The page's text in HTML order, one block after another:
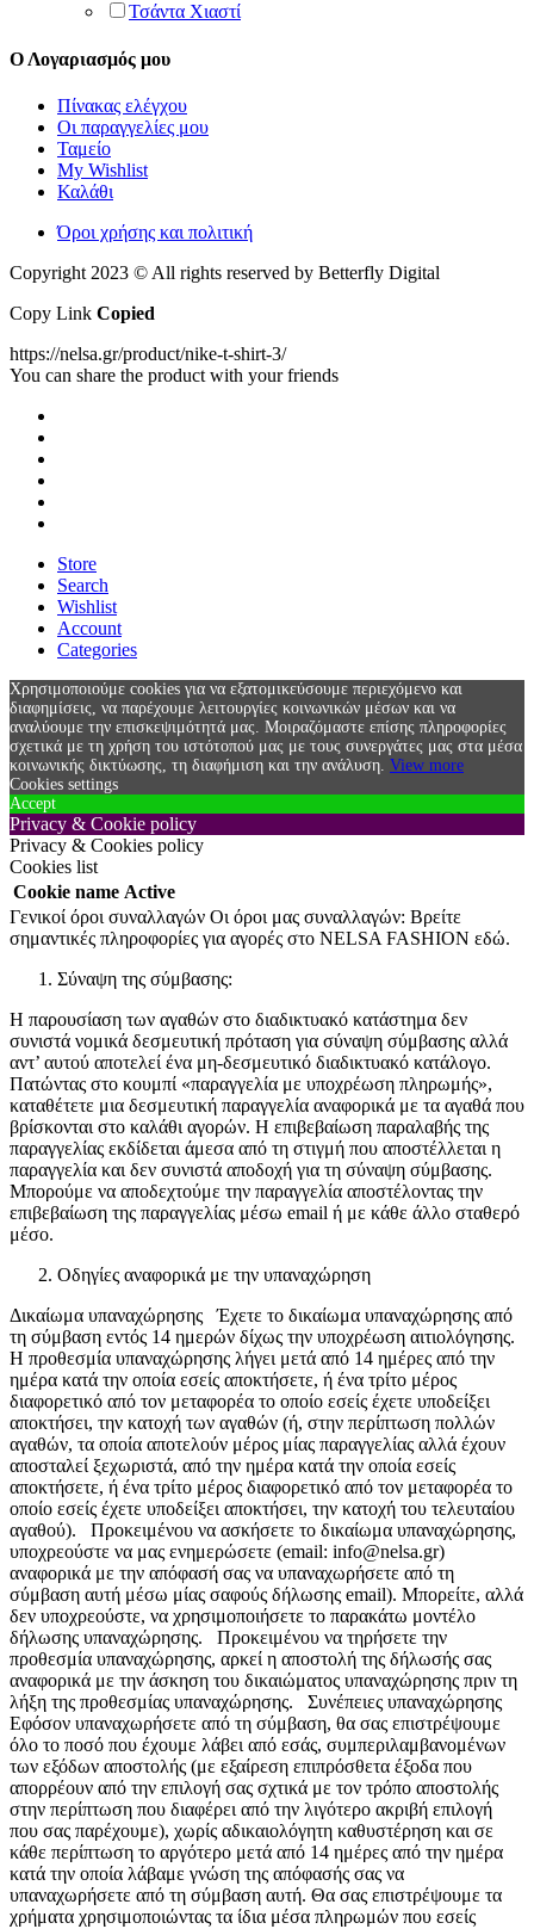
Τσάντα Χιαστί
Ο Λογαριασμός μου
Πίνακας ελέγχου
Οι παραγγελίες μου
Ταμείο
My Wishlist
Καλάθι
Όροι χρήσης και πολιτική
Copyright 2023 © All rights reserved by Betterfly Digital
Copy Link Copied
https://nelsa.gr/product/nike-t-shirt-3/
You can share the product with your friends
Store
Search
Wishlist
Account
Categories
Χρησιμοποιούμε cookies για να εξατομικεύσουμε περιεχόμενο και
διαφημίσεις, να παρέχουμε λειτουργίες κοινωνικών μέσων και να
αναλύουμε την επισκεψιμότητά μας. Μοιραζόμαστε επίσης πληροφορίες
σχετικά με τη χρήση του ιστότοπού μας με τους συνεργάτες μας στα μέσα
κοινωνικής δικτύωσης, τη διαφήμιση και την ανάλυση. View more
Cookies settings
Accept
Privacy & Cookie policy
Privacy & Cookies policy
Cookies list
Cookie name Active
Γενικοί όροι συναλλαγών Οι όροι μας συναλλαγών: Βρείτε
σημαντικές πληροφορίες για αγορές στο NELSA FASHION εδώ.
Σύναψη της σύμβασης:
Η παρουσίαση των αγαθών στο διαδικτυακό κατάστημα δεν
συνιστά νομικά δεσμευτική πρόταση για σύναψη σύμβασης αλλά
αντ’ αυτού αποτελεί ένα μη-δεσμευτικό διαδικτυακό κατάλογο.
Πατώντας στο κουμπί «παραγγελία με υποχρέωση πληρωμής»,
καταθέτετε μια δεσμευτική παραγγελία αναφορικά με τα αγαθά που
βρίσκονται στο καλάθι αγορών. Η επιβεβαίωση παραλαβής της
παραγγελίας εκδίδεται άμεσα από τη στιγμή που αποστέλλεται η
παραγγελία και δεν συνιστά αποδοχή για τη σύναψη σύμβασης.
Μπορούμε να αποδεχτούμε την παραγγελία αποστέλοντας την
επιβεβαίωση της παραγγελίας μέσω email ή με κάθε άλλο σταθερό
μέσο.
Οδηγίες αναφορικά με την υπαναχώρηση
Δικαίωμα υπαναχώρησης Έχετε το δικαίωμα υπαναχώρησης από
τη σύμβαση εντός 14 ημερών δίχως την υποχρέωση αιτιολόγησης.
Η προθεσμία υπαναχώρησης λήγει μετά από 14 ημέρες από την
ημέρα κατά την οποία εσείς αποκτήσετε, ή ένα τρίτο μέρος
διαφορετικό από τον μεταφορέα το οποίο εσείς έχετε υποδείξει
αποκτήσει, την κατοχή των αγαθών (ή, στην περίπτωση πολλών
αγαθών, τα οποία αποτελούν μέρος μίας παραγγελίας αλλά έχουν
αποσταλεί ξεχωριστά, από την ημέρα κατά την οποία εσείς
αποκτήσετε, ή ένα τρίτο μέρος διαφορετικό από τον μεταφορέα το
οποίο εσείς έχετε υποδείξει αποκτήσει, την κατοχή του τελευταίου
αγαθού). Προκειμένου να ασκήσετε το δικαίωμα υπαναχώρησης,
υποχρεούστε να μας ενημερώσετε (email: info@nelsa.gr)
αναφορικά με την απόφασή σας να υπαναχωρήσετε από τη
σύμβαση αυτή μέσω μίας σαφούς δήλωσης email). Μπορείτε, αλλά
δεν υποχρεούστε, να χρησιμοποιήσετε το παρακάτω μοντέλο
δήλωσης υπαναχώρησης. Προκειμένου να τηρήσετε την
προθεσμία υπαναχώρησης, αρκεί η αποστολή της δήλωσής σας
αναφορικά με την άσκηση του δικαιώματος υπαναχώρησης πριν τη
λήξη της προθεσμίας υπαναχώρησης. Συνέπειες υπαναχώρησης
Εφόσον υπαναχωρήσετε από τη σύμβαση, θα σας επιστρέψουμε
όλο το ποσό που έχουμε λάβει από εσάς, συμπεριλαμβανομένων
των εξόδων αποστολής (με εξαίρεση επιπρόσθετα έξοδα που
απορρέουν από την επιλογή σας σχτικά με τον τρόπο αποστολής
στην περίπτωση που διαφέρει από την λιγότερο ακριβή επιλογή
που σας παρέχουμε), χωρίς αδικαιολόγητη καθυστέρηση και σε
κάθε περίπτωση το αργότερο μετά από 14 ημέρες από την ημέρα
κατά την οποία λάβαμε γνώση της απόφασής σας να
υπαναχωρήσετε από τη σύμβαση αυτή. Θα σας επιστρέψουμε τα
χρήματα χρησιμοποιώντας τα ίδια μέσα πληρωμών που εσείς